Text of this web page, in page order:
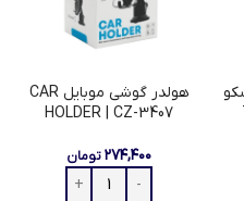
هولدر گوشی موبایل CAR
HOLDER | CZ-3407
۲۷۴,۴۰۰ تومان